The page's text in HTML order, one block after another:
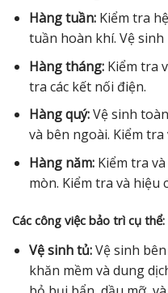
Hàng tuần:Kiểm tra
tuần hoàn khí. Vệ sinh
Hàng tháng:Kiểm tra
tra các kết nối điện.
Hàng quý:Vệ sinh
và bên ngoài. Kiểm
Hàng năm:Kiểm tra và
mòn. Kiểm tra và hiệu
Các công việc bảo trì cụ thể:
Vệ sinh tủ:Vệ sinh
khăn mềm và dung